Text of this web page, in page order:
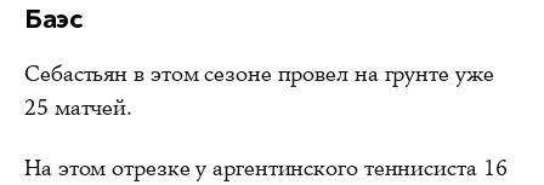
Баэс
Себастьян в этом сезоне провел на грунте уже
25 матчей.
На этом отрезке у аргентинского теннисиста 16